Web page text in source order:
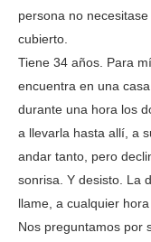
persona no
cubierto.
Tiene 34 años. Para
encuentra en una
durante una hora los
a llevarla hasta allí, a
andar tanto, pero
sonrisa. Y desisto. La
llame, a cualquier
Nos preguntamos por